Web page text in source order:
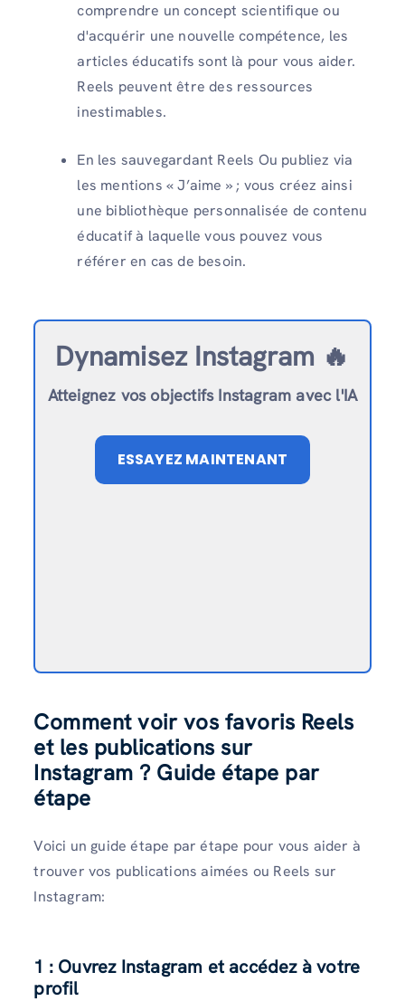
comprendre un concept scientifique ou
d'acquérir une nouvelle compétence, les
articles éducatifs sont là pour vous aider.
Reels peuvent être des ressources
inestimables.
En les sauvegardant Reels Ou publiez via
les mentions « J’aime » ; vous créez ainsi
une bibliothèque personnalisée de contenu
éducatif à laquelle vous pouvez vous
référer en cas de besoin.
Dynamisez Instagram 🔥
Atteignez vos objectifs Instagram avec l'IA
ESSAYEZ MAINTENANT
Comment voir vos favoris Reels
et les publications sur
Instagram ? Guide étape par
étape
Voici un guide étape par étape pour vous aider à
trouver vos publications aimées ou Reels sur
Instagram:
1 : Ouvrez Instagram et accédez à votre
profil